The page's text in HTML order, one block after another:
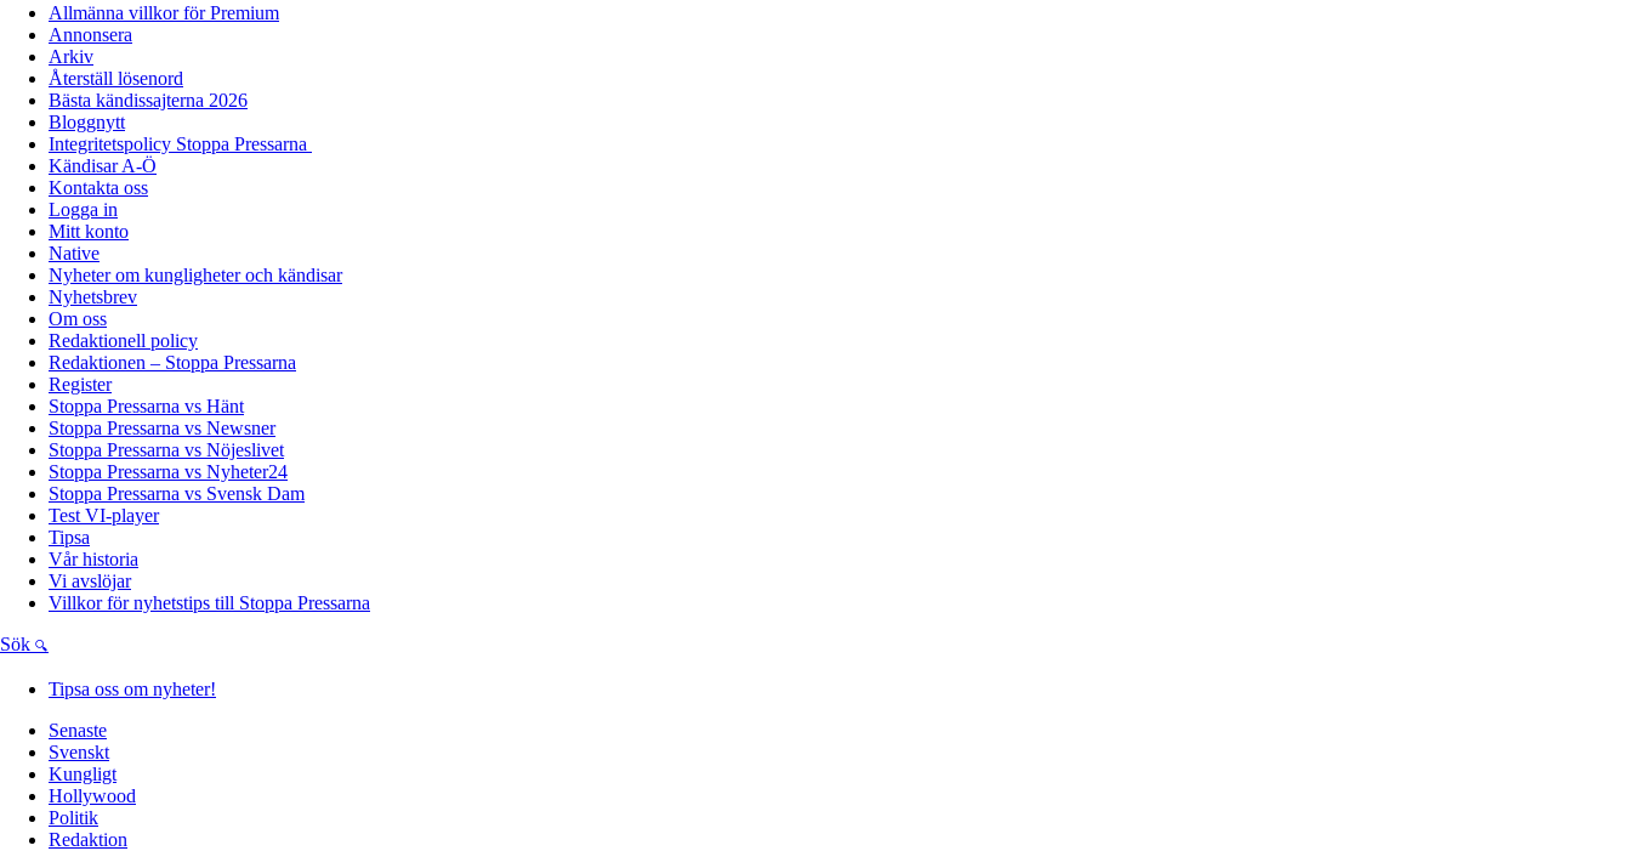
Allmänna villkor för Premium
Annonsera
Arkiv
Återställ lösenord
Bästa kändissajterna 2026
Bloggnytt
Integritetspolicy Stoppa Pressarna
Kändisar A-Ö
Kontakta oss
Logga in
Mitt konto
Native
Nyheter om kungligheter och kändisar
Nyhetsbrev
Om oss
Redaktionell policy
Redaktionen – Stoppa Pressarna
Register
Stoppa Pressarna vs Hänt
Stoppa Pressarna vs Newsner
Stoppa Pressarna vs Nöjeslivet
Stoppa Pressarna vs Nyheter24
Stoppa Pressarna vs Svensk Dam
Test VI-player
Tipsa
Vår historia
Vi avslöjar
Villkor för nyhetstips till Stoppa Pressarna
Sök
Tipsa oss om nyheter!
Senaste
Svenskt
Kungligt
Hollywood
Politik
Redaktion